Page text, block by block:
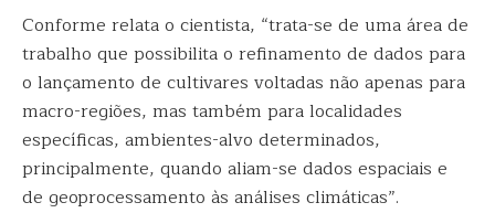
Conforme relata o cientista, “trata-se de uma área de
trabalho que possibilita o refinamento de dados para
o lançamento de cultivares voltadas não apenas para
macro-regiões, mas também para localidades
específicas, ambientes-alvo determinados,
principalmente, quando aliam-se dados espaciais e
de geoprocessamento às análises climáticas”.